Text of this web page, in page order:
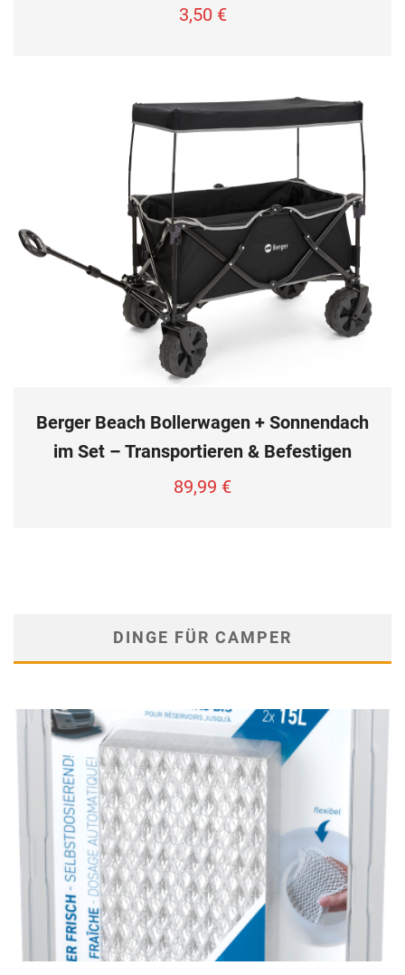
3,50 €
Berger Beach Bollerwagen + Sonnendach
im Set – Transportieren & Befestigen
89,99 €
DINGE FÜR CAMPER